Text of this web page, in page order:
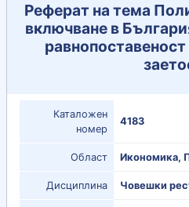
Реферат на тема
включване в
Каталожен
номер
4183
Област Икономика,
Дисциплина Човешки